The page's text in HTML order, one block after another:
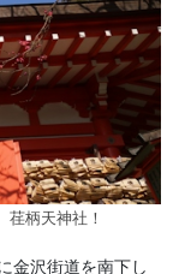
柄天神社！
金沢街道を南下し